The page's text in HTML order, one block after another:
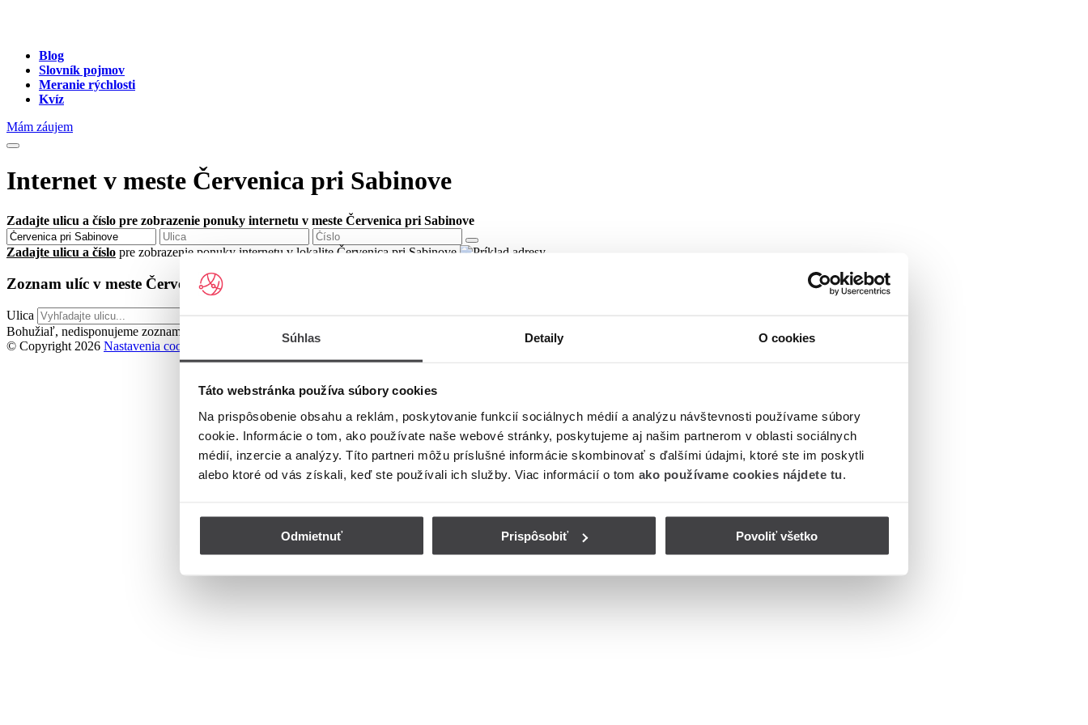
Súhlas Detaily O cookies
Táto webstránka používa súbory cookies
Na prispôsobenie obsahu a reklám, poskytovanie funkcií sociálnych médií a analýzu návštevnosti používame súbory
cookie. Informácie o tom, ako používate naše webové stránky, poskytujeme aj našim partnerom v oblasti sociálnych
médií, inzercie a analýzy. Títo partneri môžu príslušné informácie skombinovať s ďalšími údajmi, ktoré ste im poskytli
alebo ktoré od vás získali, keď ste používali ich služby. Viac informácií o tom ako používame cookies nájdete tu.
Odmietnuť Prispôsobiť Povoliť všetko
Blog
Slovník pojmov
Meranie rýchlosti
Kvíz
Mám záujem
Internet v meste Červenica pri Sabinove
Zadajte ulicu a číslo pre zobrazenie ponuky internetu v meste Červenica pri Sabinove
Zadajte ulicu a číslo pre zobrazenie ponuky internetu v lokalite Červenica pri Sabinove
Zoznam ulíc v meste Červenica pri Sabinove
Ulica
Bohužiaľ, nedisponujeme zoznamom dostupných ulíc v danom meste
© Copyright 2026 Nastavenia cookies